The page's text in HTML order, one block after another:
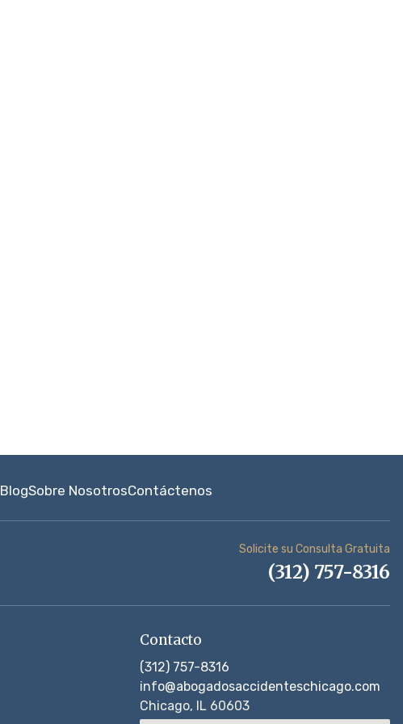
BlogSobre NosotrosContáctenos
Solicite su Consulta Gratuita
(312) 757-8316
Contacto
(312) 757-8316
info@abogadosaccidenteschicago.com
Chicago, IL 60603